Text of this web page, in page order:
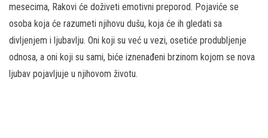
mesecima, Rakovi će doživeti emotivni preporod. Pojaviće se
osoba koja će razumeti njihovu dušu, koja će ih gledati sa
divljenjem i ljubavlju. Oni koji su već u vezi, osetiće produbljenje
odnosa, a oni koji su sami, biće iznenađeni brzinom kojom se nova
ljubav pojavljuje u njihovom životu.